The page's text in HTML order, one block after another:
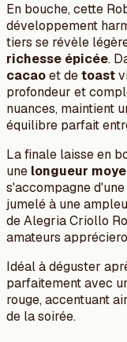
En bouche, cette
développement
tiers se révèle
richesse épicée.
cacaoet detoast
profondeur et
nuances, maintient
équilibre parfait
La finale laisse en
une longueur
s'accompagne
jumelé à une
de Alegria Criollo
amateurs
Idéal à déguster
parfaitement avec
rouge, accentuant
de la soirée.